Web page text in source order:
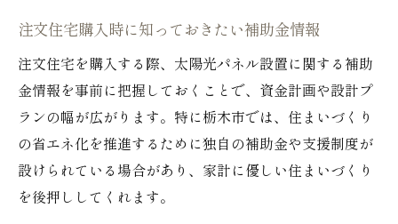
注文住宅購入時に知っておきたい補助金情報
注文住宅を購入する際、太陽光パネル設置に関する補助
金情報を事前に把握しておくことで、資金計画や設計プ
ランの幅が広がります。特に栃木市では、住まいづくり
の省エネ化を推進するために独自の補助金や支援制度が
設けられている場合があり、家計に優しい住まいづくり
を後押ししてくれます。